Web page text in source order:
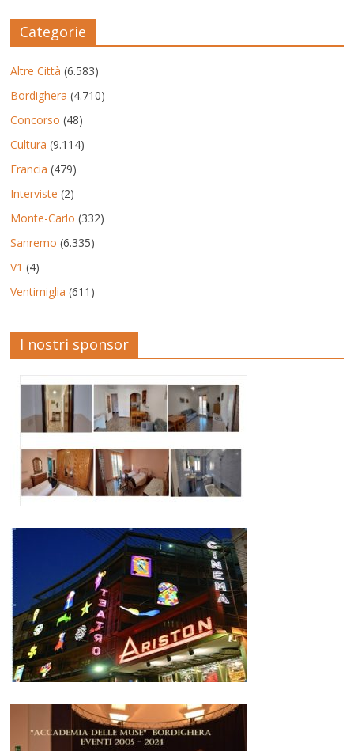
Categorie
Altre Città (6.583)
Bordighera (4.710)
Concorso (48)
Cultura (9.114)
Francia (479)
Interviste (2)
Monte-Carlo (332)
Sanremo (6.335)
V1 (4)
Ventimiglia (611)
I nostri sponsor